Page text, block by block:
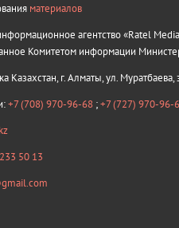
материалов
агентство «Ratel
Комитетом информации
Казахстан, г. Алматы, ул.
+7 (708) 970-96-68 ;+7 (727) 970-96-
50 13